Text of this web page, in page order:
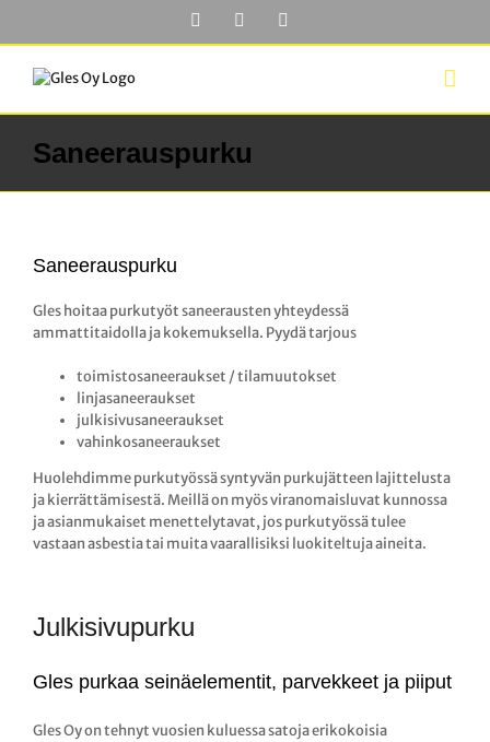
FacebookYouTube
Saneerauspurku
Saneerauspurku
Gles hoitaa purkutyöt saneerausten yhteydessä
ammattitaidolla ja kokemuksella. Pyydä tarjous
toimistosaneeraukset / tilamuutokset
linjasaneeraukset
julkisivusaneeraukset
vahinkosaneeraukset
Huolehdimme purkutyössä syntyvän purkujätteen lajittelusta
ja kierrättämisestä. Meillä on myös viranomaisluvat kunnossa
ja asianmukaiset menettelytavat, jos purkutyössä tulee
vastaan asbestia tai muita vaarallisiksi luokiteltuja aineita.
Julkisivupurku
Gles purkaa seinäelementit, parvekkeet ja piiput
Gles Oy on tehnyt vuosien kuluessa satoja erikokoisia